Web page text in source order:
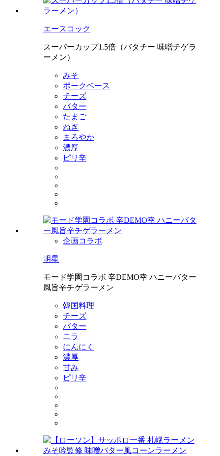
エースコック
スーパーカップ1.5倍（バタチー 味噌チゲラ
ーメン）
みそ
ポークベース
チーズ
バター
たまご
ねぎ
まろやか
濃厚
ピリ辛
企画コラボ
明星
モード学園コラボ 辛DEMO幸 ハニーバター
風旨辛チゲラーメン
韓国料理
チーズ
バター
ニラ
にんにく
濃厚
甘み
ピリ辛